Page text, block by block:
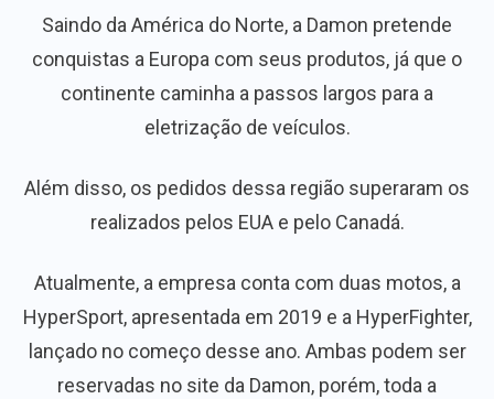
Saindo da América do Norte, a Damon pretende
conquistas a Europa com seus produtos, já que o
continente caminha a passos largos para a
eletrização de veículos.
Além disso, os pedidos dessa região superaram os
realizados pelos EUA e pelo Canadá.
Atualmente, a empresa conta com duas motos, a
HyperSport, apresentada em 2019 e a HyperFighter,
lançado no começo desse ano. Ambas podem ser
reservadas no site da Damon, porém, toda a